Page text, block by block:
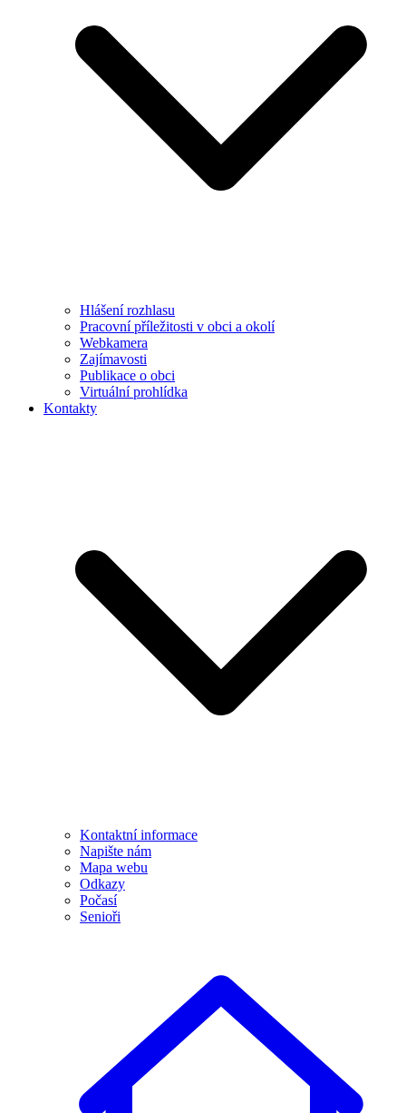
Hlášení rozhlasu
Pracovní příležitosti v obci a okolí
Webkamera
Zajímavosti
Publikace o obci
Virtuální prohlídka
Kontakty
Kontaktní informace
Napište nám
Mapa webu
Odkazy
Počasí
Senioři